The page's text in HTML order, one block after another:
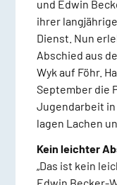
und Edwin
ihrer
Dienst. Nun
Abschied aus
Wyk auf Föhr.
September die
Jugendarbeit in
lagen Lachen
Kein leichter
„Das ist kein